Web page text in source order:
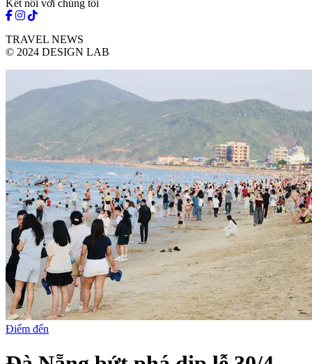
Kết nối với chúng tôi
TRAVEL NEWS
© 2024 DESIGN LAB
Điểm đến